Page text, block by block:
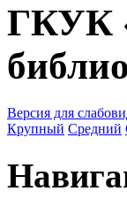
ГКУК
Версия для
Крупный Средний